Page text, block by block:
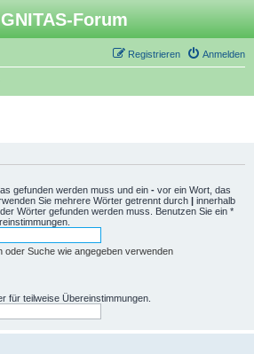
Forum
Anmelden
Registrieren
gefunden werden muss und ein - vor ein Wort, das
Sie mehrere Wörter getrennt durch | innerhalb
Wörter gefunden werden muss. Benutzen Sie ein *
oder Suche wie angegeben verwenden
für teilweise Übereinstimmungen.